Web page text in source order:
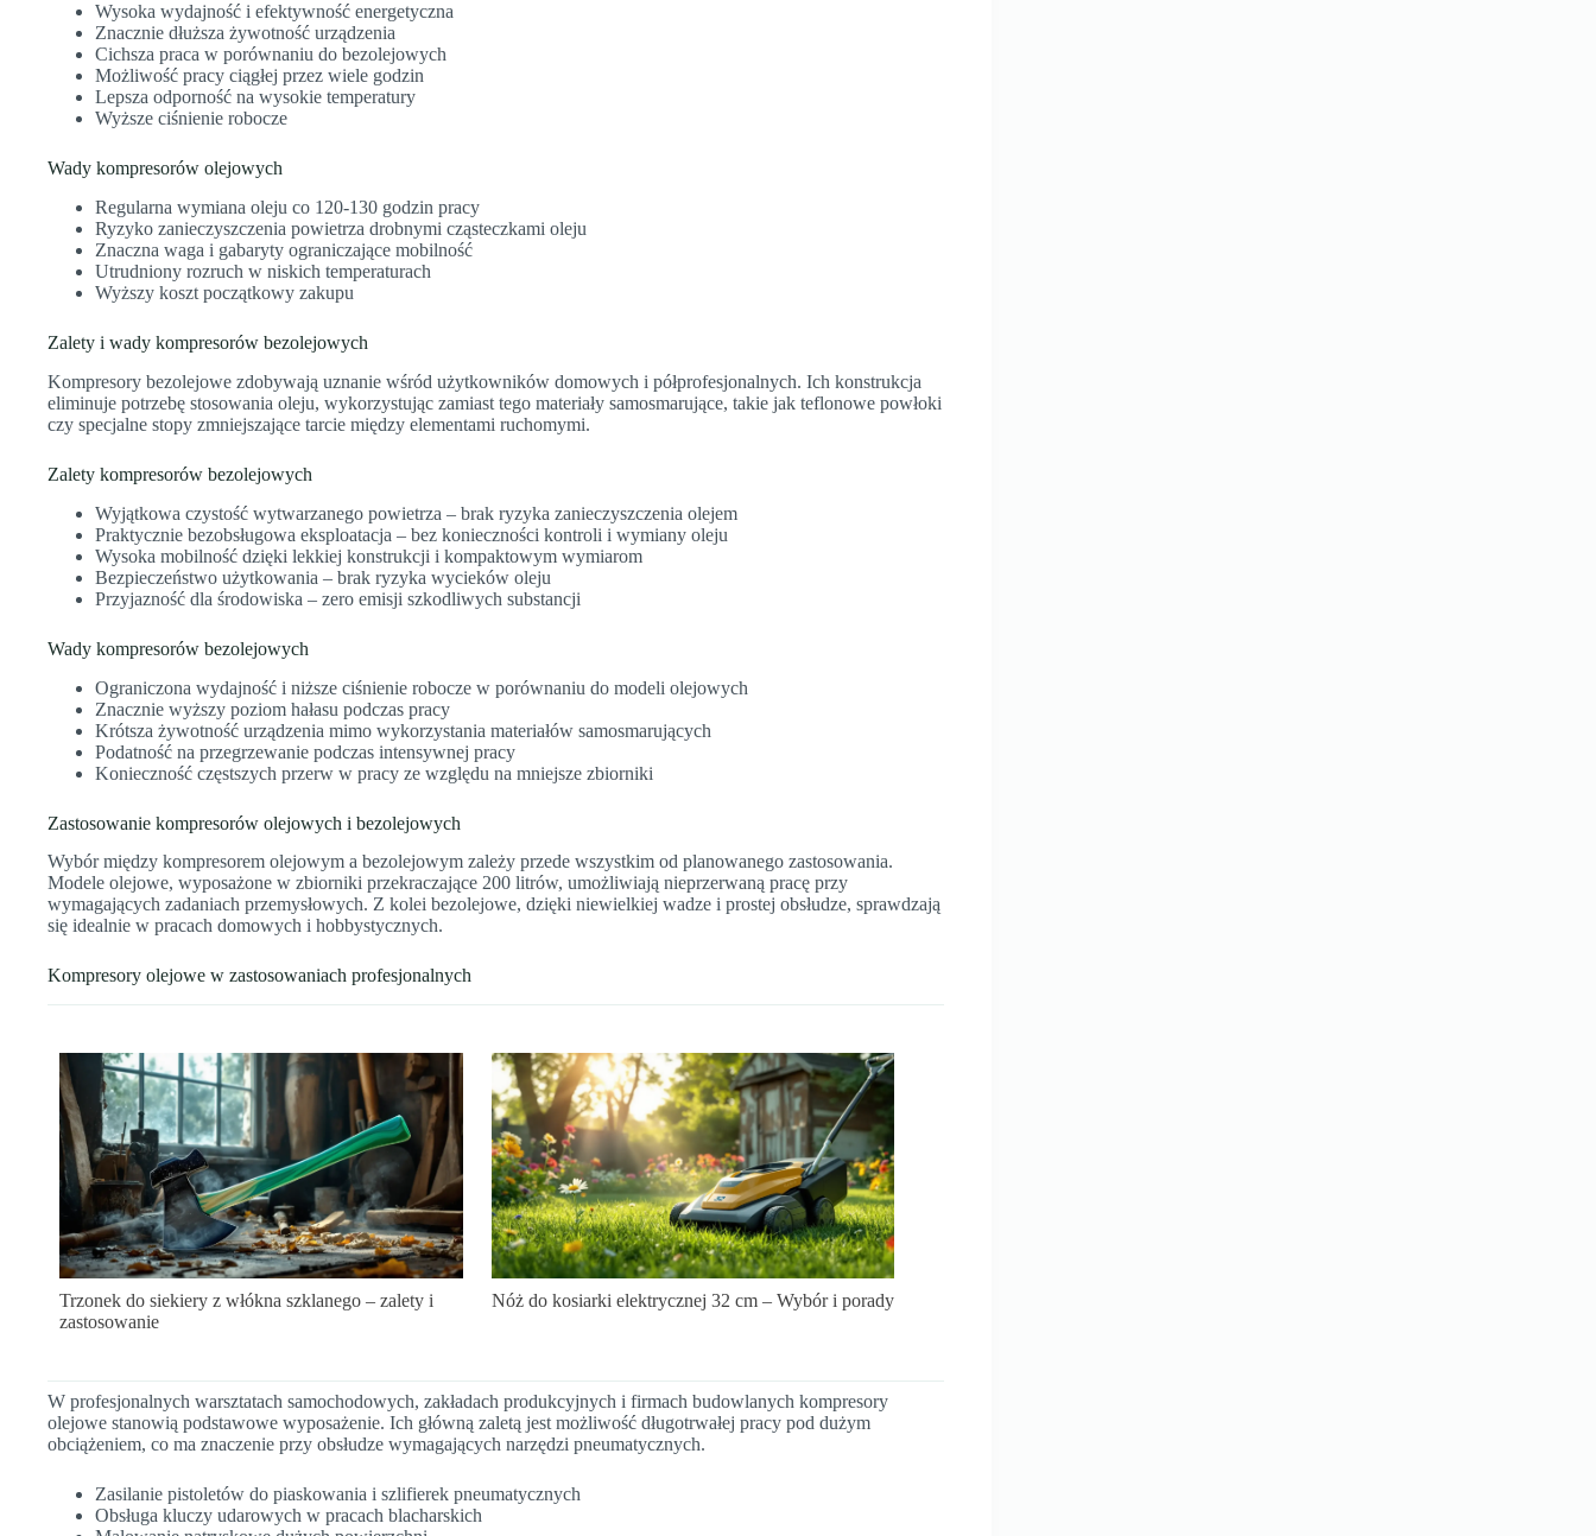
Wysoka wydajność i efektywność energetyczna
Znacznie dłuższa żywotność urządzenia
Cichsza praca w porównaniu do bezolejowych
Możliwość pracy ciągłej przez wiele godzin
Lepsza odporność na wysokie temperatury
Wyższe ciśnienie robocze
Wady kompresorów olejowych
Regularna wymiana oleju co 120-130 godzin pracy
Ryzyko zanieczyszczenia powietrza drobnymi cząsteczkami oleju
Znaczna waga i gabaryty ograniczające mobilność
Utrudniony rozruch w niskich temperaturach
Wyższy koszt początkowy zakupu
Zalety i wady kompresorów bezolejowych
Kompresory bezolejowe zdobywają uznanie wśród użytkowników domowych i półprofesjonalnych. Ich konstrukcja
eliminuje potrzebę stosowania oleju, wykorzystując zamiast tego materiały samosmarujące, takie jak teflonowe powłoki
czy specjalne stopy zmniejszające tarcie między elementami ruchomymi.
Zalety kompresorów bezolejowych
Wyjątkowa czystość wytwarzanego powietrza – brak ryzyka zanieczyszczenia olejem
Praktycznie bezobsługowa eksploatacja – bez konieczności kontroli i wymiany oleju
Wysoka mobilność dzięki lekkiej konstrukcji i kompaktowym wymiarom
Bezpieczeństwo użytkowania – brak ryzyka wycieków oleju
Przyjazność dla środowiska – zero emisji szkodliwych substancji
Wady kompresorów bezolejowych
Ograniczona wydajność i niższe ciśnienie robocze w porównaniu do modeli olejowych
Znacznie wyższy poziom hałasu podczas pracy
Krótsza żywotność urządzenia mimo wykorzystania materiałów samosmarujących
Podatność na przegrzewanie podczas intensywnej pracy
Konieczność częstszych przerw w pracy ze względu na mniejsze zbiorniki
Zastosowanie kompresorów olejowych i bezolejowych
Wybór między kompresorem olejowym a bezolejowym zależy przede wszystkim od planowanego zastosowania.
Modele olejowe, wyposażone w zbiorniki przekraczające 200 litrów, umożliwiają nieprzerwaną pracę przy
wymagających zadaniach przemysłowych. Z kolei bezolejowe, dzięki niewielkiej wadze i prostej obsłudze, sprawdzają
się idealnie w pracach domowych i hobbystycznych.
Kompresory olejowe w zastosowaniach profesjonalnych
Trzonek do siekiery z włókna szklanego – zalety i
zastosowanie
Nóż do kosiarki elektrycznej 32 cm – Wybór i porady
W profesjonalnych warsztatach samochodowych, zakładach produkcyjnych i firmach budowlanych kompresory
olejowe stanowią podstawowe wyposażenie. Ich główną zaletą jest możliwość długotrwałej pracy pod dużym
obciążeniem, co ma znaczenie przy obsłudze wymagających narzędzi pneumatycznych.
Zasilanie pistoletów do piaskowania i szlifierek pneumatycznych
Obsługa kluczy udarowych w pracach blacharskich